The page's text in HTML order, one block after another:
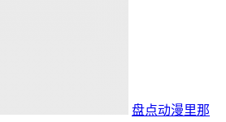
盘点动漫里那